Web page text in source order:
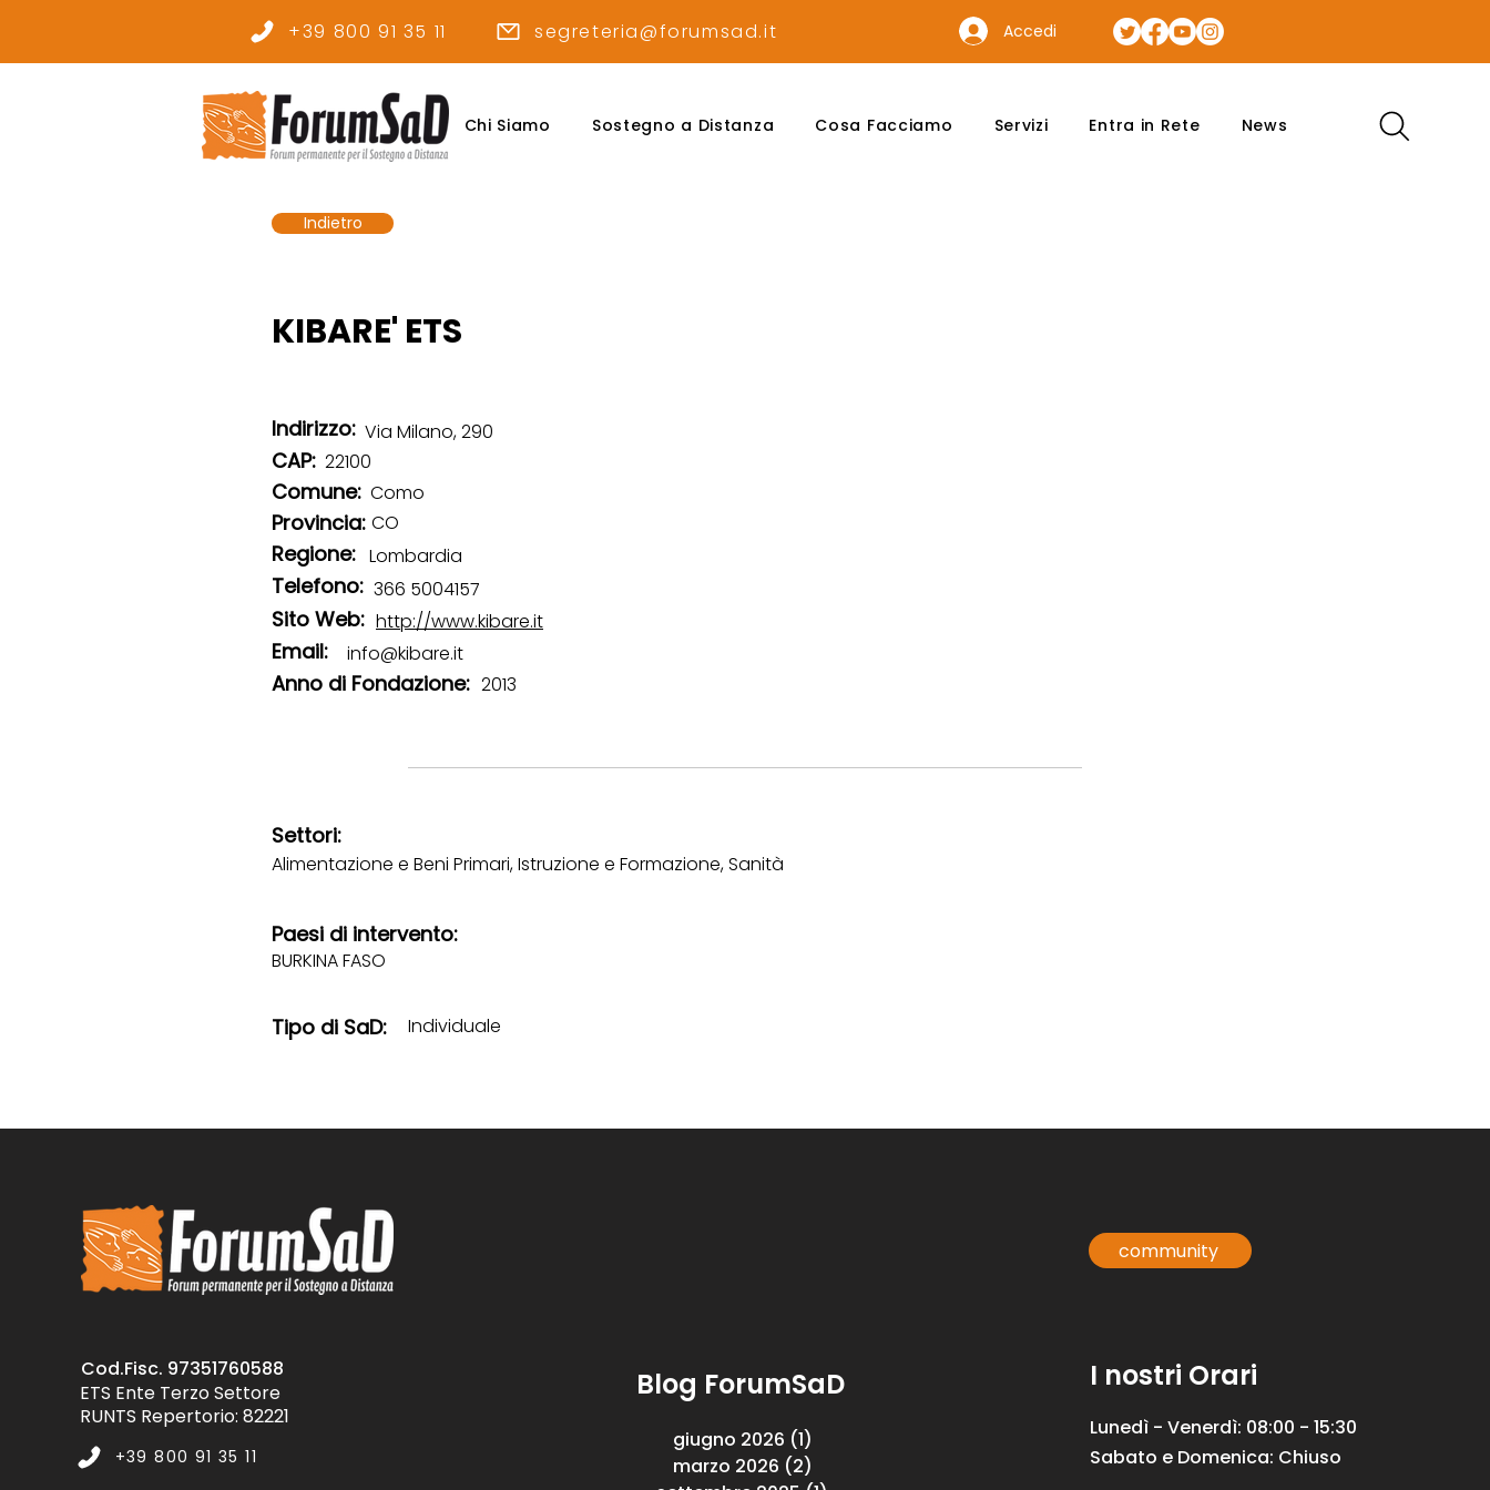
+39 800 91 35 11 segreteria@forumsad.it Accedi
Chi Siamo Sostegno a Distanza Cosa Facciamo Servizi Entra in Rete News
Indietro
KIBARE' ETS
Indirizzo: Via Milano, 290
CAP: 22100
Comune: Como
Provincia: CO
Regione: Lombardia
Telefono: 366 5004157
Sito Web: http://www.kibare.it
Email: info@kibare.it
Anno di Fondazione: 2013
Settori:
Alimentazione e Beni Primari, Istruzione e Formazione, Sanità
Paesi di intervento:
BURKINA FASO
Tipo di SaD: Individuale
Cod.Fisc. 97351760588
ETS Ente Terzo Settore
RUNTS Repertorio: 82221
+39 800 91 35 11
Blog ForumSaD
giugno 2026 (1)
marzo 2026 (2)
community
I nostri Orari
Lunedì - Venerdì: 08:00 - 15:30
Sabato e Domenica: Chiuso